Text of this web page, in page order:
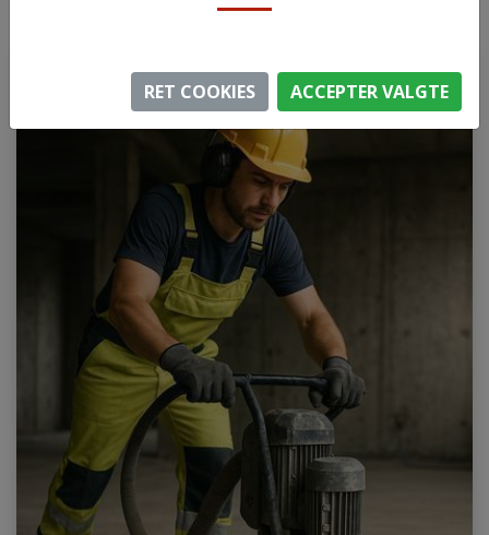
RET COOKIES ACCEPTER VALGTE